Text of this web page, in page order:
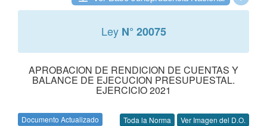
Ley N° 20075
APROBACION DE RENDICION DE CUENTAS Y
BALANCE DE EJECUCION PRESUPUESTAL.
EJERCICIO 2021
Documento Actualizado Toda la Norma Ver Imagen del D.O.